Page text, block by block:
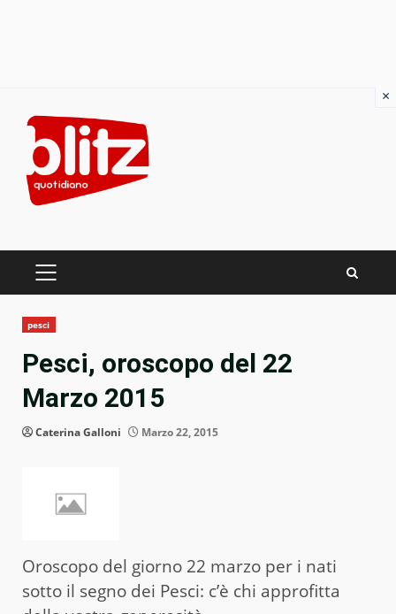
content
PRIMARY
pesci
Pesci, oroscopo del 22
Marzo 2015
Caterina Galloni Marzo 22, 2015
Oroscopo del giorno 22 marzo per i nati
sotto il segno dei Pesci: c’è chi approfitta
×